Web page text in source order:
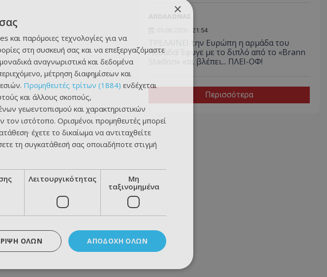
05.08.2026 - 21:54
ΤΡΕΛΑΙΝΕΙ την Ευρώπη η αρμάδα του
Λοσάδα! Έφυγε με το διπλό από το «Brann
Stadion» και βλέπει... ΠΛΕΙ-ΟΦ!
Περισσότερα
×
και παρόμοιες τεχνολογίες για να
στη συσκευή σας και να επεξεργαζόμαστε
αναγνωριστικά και δεδομένα
μέτρηση διαφημίσεων και
Προμηθευτές τρίτων (1884) ενδέχεται
και άλλους σκοπούς,
γεωεντοπισμού και χαρακτηριστικών
τον ιστότοπο. Ορισμένοι προμηθευτές μπορεί
έχετε το δικαίωμα να αντιταχθείτε
τη συγκατάθεσή σας οποιαδήποτε στιγμή
Λειτουργικότητας
Μη
ταξινομημένα
ΑΠΟΔΟΧΉ ΌΛΩΝ
ΌΛΩΝ